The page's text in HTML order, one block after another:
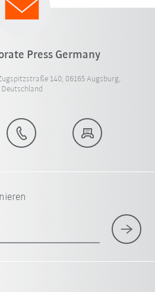
Press Germany
140, 86165 Augsburg,
Deutschland